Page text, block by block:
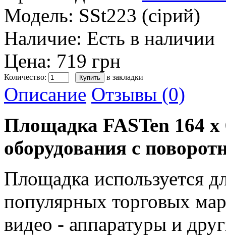
Модель: SSt223 (сірий)
Наличие: Есть в наличии
Цена: 719 грн
Количество: в закладки
Описание Отзывы (0)
Площадка FASTen 164 x
оборудования с
Площадка используется
популярных торговых
видео - аппаратуры и